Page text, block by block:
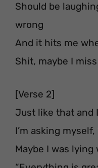
Should be
wrong
And it hits me
Shit, maybe I
[Verse 2]
Just like that and
I’m asking myself,
Maybe I was lying